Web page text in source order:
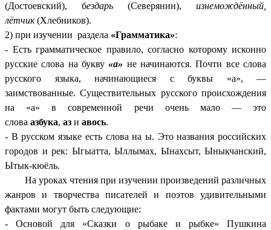
(Достоевский), бездарь (Северянин), изнемождённый,
лётчик(Хлебников).
2) при изучении раздела «Грамматика»:
- Есть грамматическое правило, согласно которому исконно
русские слова на букву «а» не начинаются. Почти все слова
русского языка, начинающиеся с буквы «а», —
заимствованные. Существительных русского происхождения
на «а» в современной речи очень мало — это
слова азбука, аз и авось.
- В русском языке есть слова на ы. Это названия российских
городов и рек: Ыгыатта, Ыллымах, Ынахсыт, Ыныкчанский,
Ытык-кюёль.
На уроках чтения при изучении произведений различных
жанров и творчества писателей и поэтов удивительными
фактами могут быть следующие:
- Основой для «Сказки о рыбаке и рыбке» Пушкина